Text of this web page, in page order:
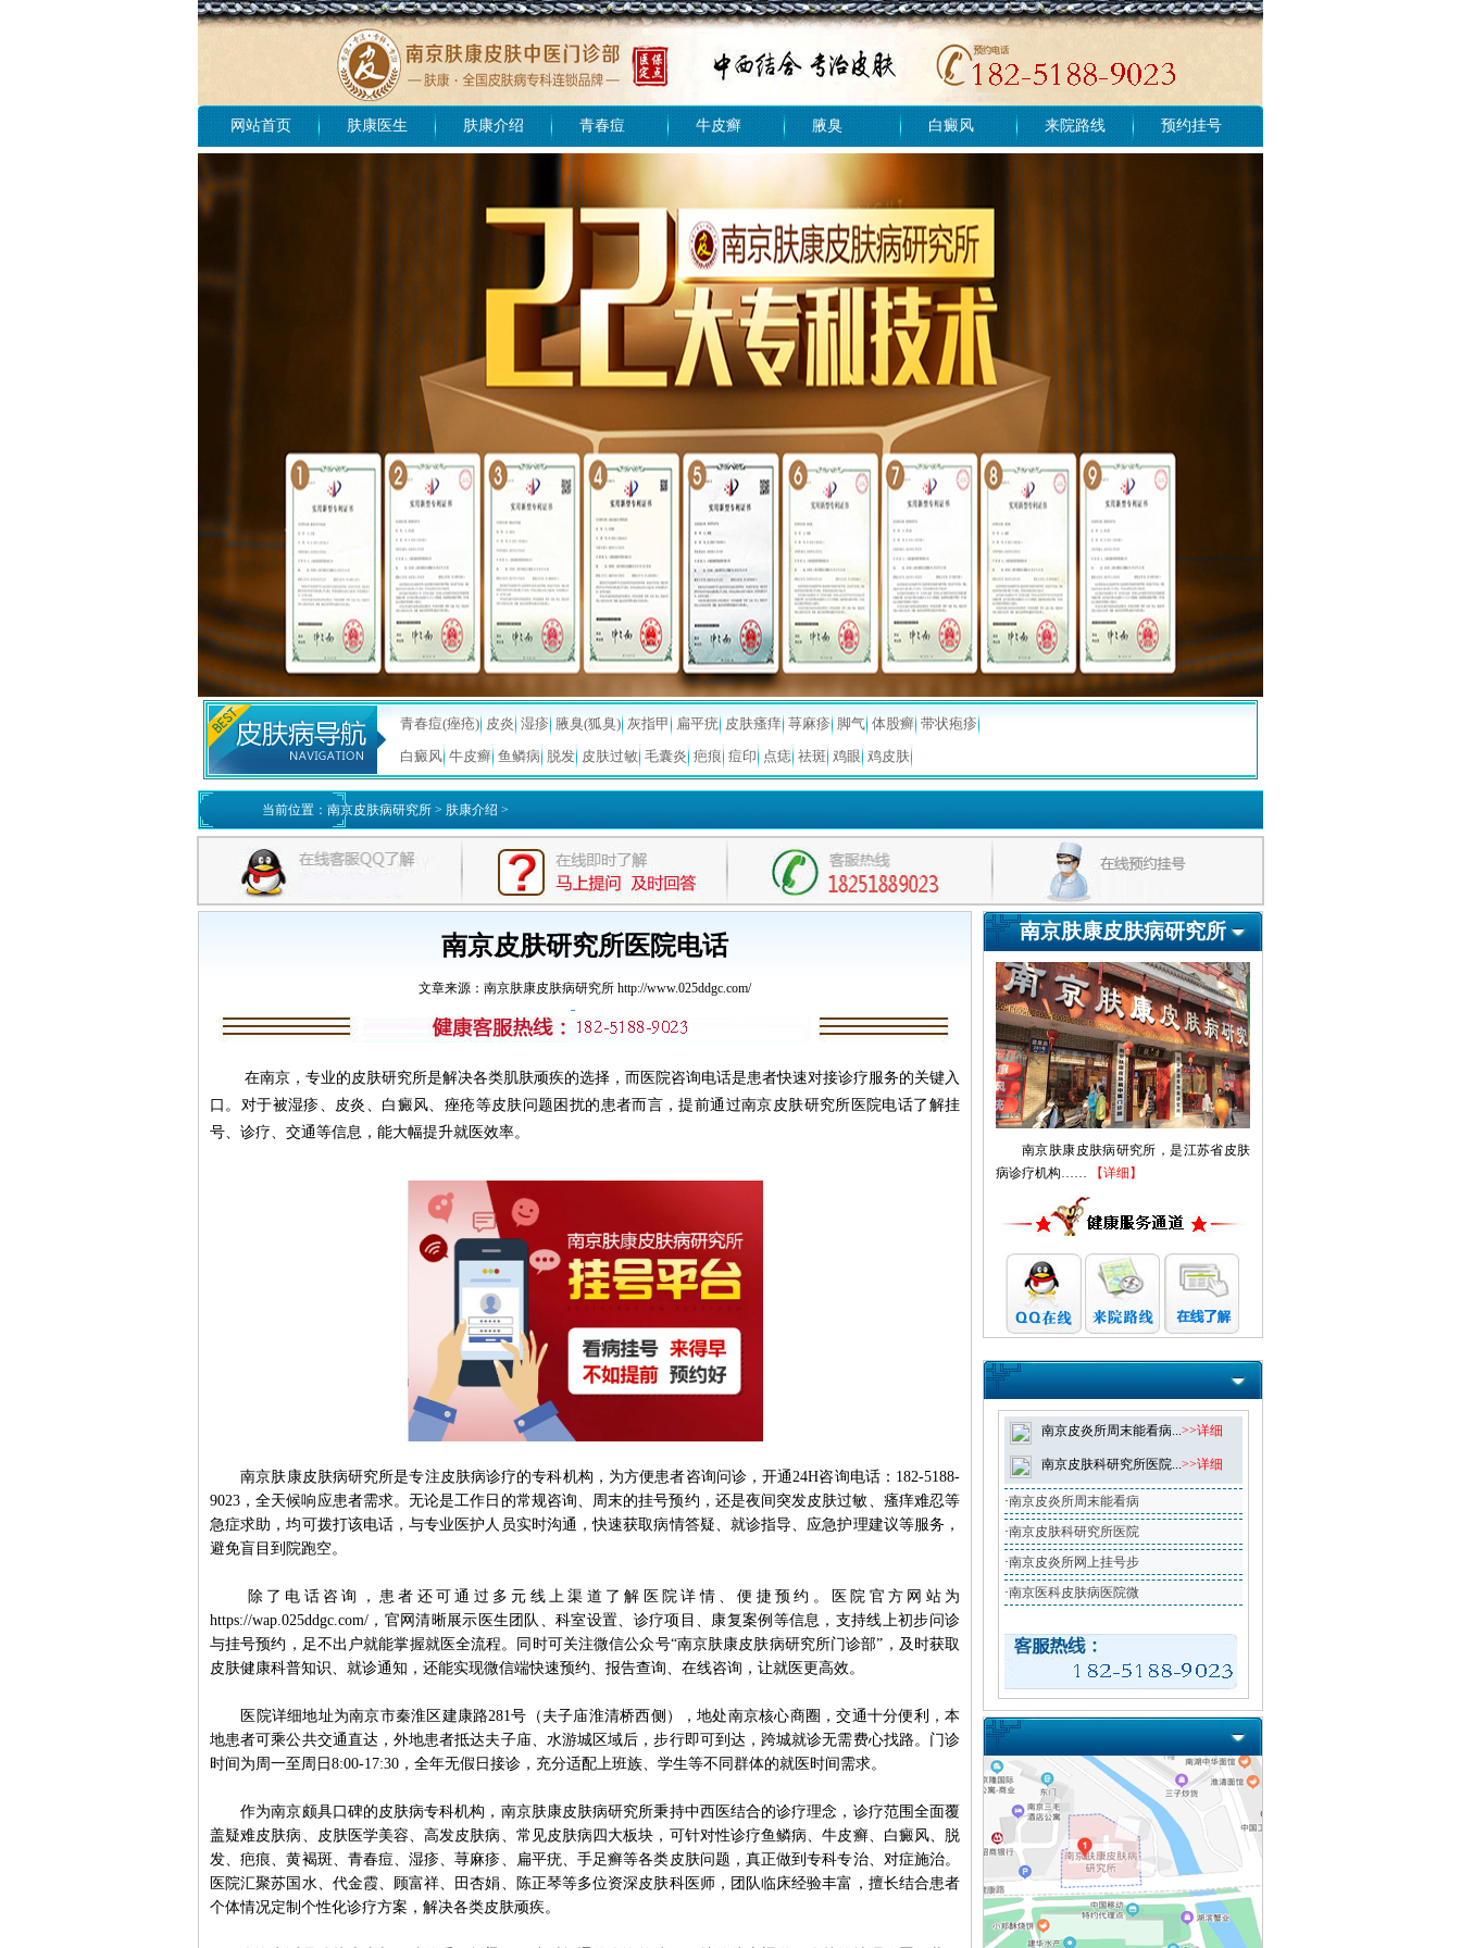
网站首页 肤康医生 肤康介绍 青春痘 牛皮癣 腋臭 白癜风 来院路线 预约挂号
青春痘(痤疮) 皮炎 湿疹 腋臭(狐臭) 灰指甲 扁平疣 皮肤瘙痒 荨麻疹 脚气 体股癣 带状疱疹
白癜风 牛皮癣 鱼鳞病 脱发 皮肤过敏 毛囊炎 疤痕 痘印 点痣 祛斑 鸡眼 鸡皮肤
当前位置： 南京皮肤病研究所 > 肤康介绍 >
南京皮肤研究所医院电话
文章来源：南京肤康皮肤病研究所 http://www.025ddgc.com/
在南京，专业的皮肤研究所是解决各类肌肤顽疾的选择，而医院咨询电话是患者快速对接诊疗服务的关键入
口。对于被湿疹、皮炎、白癜风、痤疮等皮肤问题困扰的患者而言，提前通过南京皮肤研究所医院电话了解挂
号、诊疗、交通等信息，能大幅提升就医效率。
南京肤康皮肤病研究所是专注皮肤病诊疗的专科机构，为方便患者咨询问诊，开通24H咨询电话：182-5188-
9023，全天候响应患者需求。无论是工作日的常规咨询、周末的挂号预约，还是夜间突发皮肤过敏、瘙痒难忍等
急症求助，均可拨打该电话，与专业医护人员实时沟通，快速获取病情答疑、就诊指导、应急护理建议等服务，
避免盲目到院跑空。
除了电话咨询，患者还可通过多元线上渠道了解医院详情、便捷预约。医院官方网站为
https://wap.025ddgc.com/，官网清晰展示医生团队、科室设置、诊疗项目、康复案例等信息，支持线上初步问诊
与挂号预约，足不出户就能掌握就医全流程。同时可关注微信公众号“南京肤康皮肤病研究所门诊部”，及时获取
皮肤健康科普知识、就诊通知，还能实现微信端快速预约、报告查询、在线咨询，让就医更高效。
医院详细地址为南京市秦淮区建康路281号（夫子庙淮清桥西侧），地处南京核心商圈，交通十分便利，本
地患者可乘公共交通直达，外地患者抵达夫子庙、水游城区域后，步行即可到达，跨城就诊无需费心找路。门诊
时间为周一至周日8:00-17:30，全年无假日接诊，充分适配上班族、学生等不同群体的就医时间需求。
作为南京颇具口碑的皮肤病专科机构，南京肤康皮肤病研究所秉持中西医结合的诊疗理念，诊疗范围全面覆
盖疑难皮肤病、皮肤医学美容、高发皮肤病、常见皮肤病四大板块，可针对性诊疗鱼鳞病、牛皮癣、白癜风、脱
发、疤痕、黄褐斑、青春痘、湿疹、荨麻疹、扁平疣、手足癣等各类皮肤问题，真正做到专科专治、对症施治。
医院汇聚苏国水、代金霞、顾富祥、田杏娟、陈正琴等多位资深皮肤科医师，团队临床经验丰富，擅长结合患者
个体情况定制个性化诊疗方案，解决各类皮肤顽疾。
南京肤康皮肤病研究所
南京肤康皮肤病研究所，是江苏省皮肤
病诊疗机构……
【详细】
南京皮炎所周末能看病...>>详细
南京皮肤科研究所医院...>>详细
·南京皮炎所周末能看病
·南京皮肤科研究所医院
·南京皮炎所网上挂号步
·南京医科皮肤病医院微